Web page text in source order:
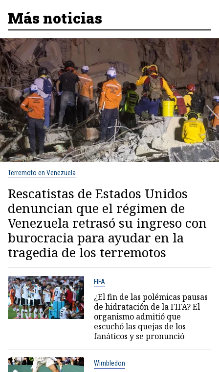
Más noticias
Terremoto en Venezuela
Rescatistas de Estados Unidos
denuncian que el régimen de
Venezuela retrasó su ingreso con
burocracia para ayudar en la
tragedia de los terremotos
FIFA
¿El fin de las polémicas pausas
de hidratación de la FIFA? El
organismo admitió que
escuchó las quejas de los
fanáticos y se pronunció
Wimbledon